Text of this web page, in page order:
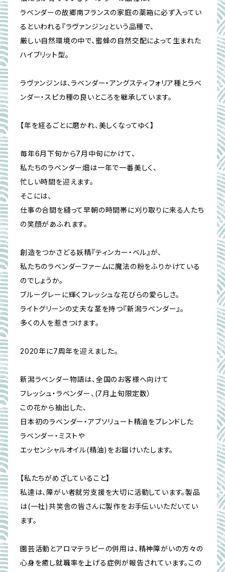
ラベンダーの故郷南フランスの家庭の薬箱に必ず入ってい
るといわれる『ラヴァンジン』という品種で、
厳しい自然環境の中で、蜜蜂の自然交配によって生まれた
ハイブリット型。
ラヴァンジンは、ラベンダー・アングスティフォリア種とラベ
ンダー・スピカ種の良いところを継承しています。
【年を経るごとに磨かれ、美しくなってゆく】
毎年6月下旬から7月中旬にかけて、
私たちのラベンダー畑は一年で一番美しく、
忙しい時間を迎えます。
そこには、
仕事の合間を縫って早朝の時間帯に刈り取りに来る人たち
の笑顔があふれます。
創造をつかさどる妖精『ティンカー・ベル』が、
私たちのラベンダーファームに魔法の粉をふりかけている
のでしょうか。
ブルーグレーに輝くフレッシュな花びらの愛らしさ。
ライトグリーンの丈夫な茎を持つ『新潟ラベンダー』。
多くの人を惹きつけます。
2020年に7周年を迎えました。
新潟ラベンダー物語は、全国のお客様へ向けて
フレッシュ・ラベンダー、(7月上旬限定数）
この花から抽出した、
日本初のラベンダー・アブソリュート精油をブレンドした
ラベンダー・ミストや
エッセンシャルオイル(精油)をお届けいたします。
【私たちがめざしていること】
私達は、障がい者就労支援を大切に活動しています。製品
は(一社)共笑舎の皆さんに製作をお手伝いいただいてい
ます。
園芸活動とアロマテラピーの併用は、精神障がいの方々の
心身を癒し就職率を上げる症例が報告されています。この